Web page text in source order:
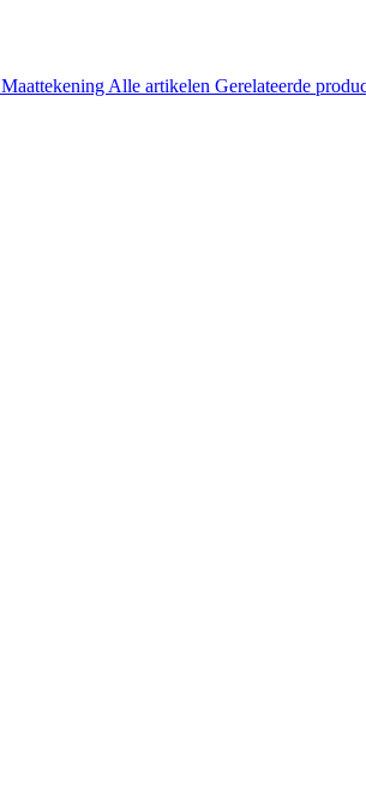
Maattekening Alle artikelen Gerelateerde